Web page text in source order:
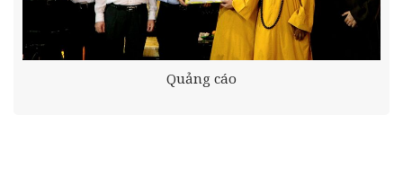
Quảng cáo